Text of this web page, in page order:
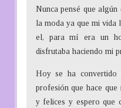
o
r
:
Nunca pensé que
la moda ya que mi vida
el, para mí era un
disfrutaba haciendo mi
Hoy se ha convertido
profesión que hace que
y felices y espero que